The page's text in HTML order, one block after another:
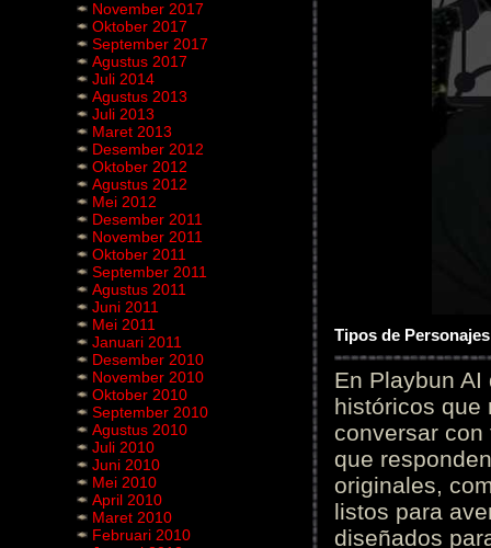
November 2017
Oktober 2017
September 2017
Agustus 2017
Juli 2014
Agustus 2013
Juli 2013
Maret 2013
Desember 2012
Oktober 2012
Agustus 2012
Mei 2012
Desember 2011
November 2011
Oktober 2011
September 2011
Agustus 2011
Juni 2011
Mei 2011
Januari 2011
Desember 2010
November 2010
Oktober 2010
September 2010
Agustus 2010
Juli 2010
Juni 2010
Mei 2010
April 2010
Maret 2010
Februari 2010
Tipos de
En Playbun
históricos que
conversar
que
originales,
listos para
diseñados